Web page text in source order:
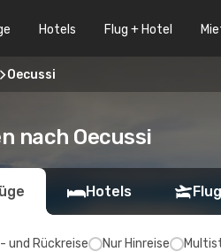
Hotels Flug + Hotel
Oecussi
nach Oecussi
Hotels
und Rückreise Nur Hinreise